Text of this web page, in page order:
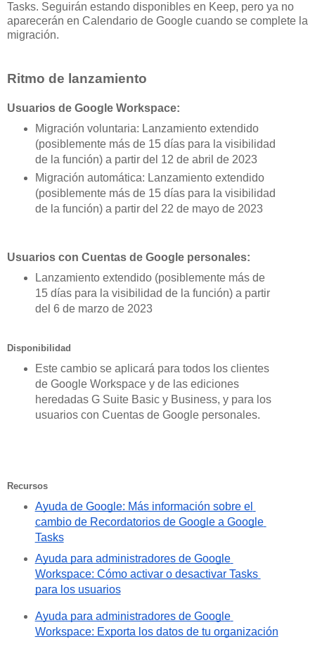
Tasks. Seguirán estando disponibles en Keep, pero ya no
aparecerán en Calendario de Google cuando se complete la
migración.
Ritmo de lanzamiento
Usuarios de Google Workspace:
Migración voluntaria: Lanzamiento extendido
(posiblemente más de 15 días para la visibilidad
de la función) a partir del 12 de abril de 2023
Migración automática: Lanzamiento extendido
(posiblemente más de 15 días para la visibilidad
de la función) a partir del 22 de mayo de 2023
Usuarios con Cuentas de Google personales:
Lanzamiento extendido (posiblemente más de
15 días para la visibilidad de la función) a partir
del 6 de marzo de 2023
Disponibilidad
Este cambio se aplicará para todos los clientes
de Google Workspace y de las ediciones
heredadas G Suite Basic y Business, y para los
usuarios con Cuentas de Google personales.
Recursos
Ayuda de Google: Más información sobre el
cambio de Recordatorios de Google a Google
Tasks
Ayuda para administradores de Google
Workspace: Cómo activar o desactivar Tasks
para los usuarios
Ayuda para administradores de Google
Workspace: Exporta los datos de tu organización